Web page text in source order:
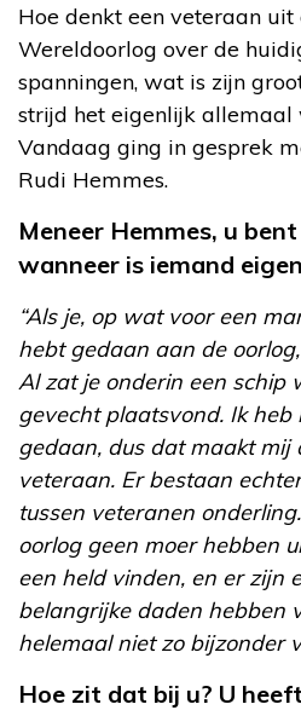
Hoe denkt een veteraan
Wereldoorlog over de
spanningen, wat is zijn
strijd het eigenlijk
Vandaag ging in gesprek
Rudi Hemmes.
Meneer Hemmes, u
wanneer is iemand
“Als je, op wat voor een
hebt gedaan aan de
Al zat je onderin een schip
gevecht plaatsvond. Ik
gedaan, dus dat maakt mij
veteraan. Er bestaan
tussen veteranen
oorlog geen moer hebben
een held vinden, en er zijn
belangrijke daden hebben
helemaal niet zo bijzonder
Hoe zit dat bij u? U